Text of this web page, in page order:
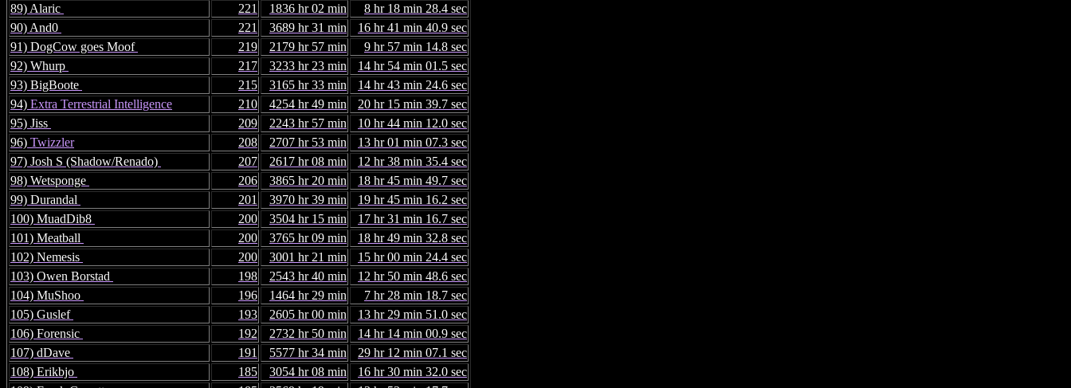
89) Alaric
221 1836 hr 02 min
8 hr 18 min 28.4 sec
90) And0
221 3689 hr 31 min
16 hr 41 min 40.9 sec
91) DogCow goes Moof
219 2179 hr 57 min
9 hr 57 min 14.8 sec
92) Whurp
217 3233 hr 23 min
14 hr 54 min 01.5 sec
93) BigBoote
215 3165 hr 33 min
14 hr 43 min 24.6 sec
94) Extra Terrestrial Intelligence 210 4254 hr 49 min
20 hr 15 min 39.7 sec
95) Jiss
209 2243 hr 57 min
10 hr 44 min 12.0 sec
96) Twizzler 208 2707 hr 53 min
13 hr 01 min 07.3 sec
97) Josh S (Shadow/Renado)
207 2617 hr 08 min
12 hr 38 min 35.4 sec
98) Wetsponge
206 3865 hr 20 min
18 hr 45 min 49.7 sec
99) Durandal
201 3970 hr 39 min
19 hr 45 min 16.2 sec
100) MuadDib8
200 3504 hr 15 min
17 hr 31 min 16.7 sec
101) Meatball
200 3765 hr 09 min
18 hr 49 min 32.8 sec
102) Nemesis
200 3001 hr 21 min
15 hr 00 min 24.4 sec
103) Owen Borstad
198 2543 hr 40 min
12 hr 50 min 48.6 sec
104) MuShoo
196 1464 hr 29 min
7 hr 28 min 18.7 sec
105) Guslef
193 2605 hr 00 min
13 hr 29 min 51.0 sec
106) Forensic
192 2732 hr 50 min
14 hr 14 min 00.9 sec
107) dDave
191 5577 hr 34 min
29 hr 12 min 07.1 sec
108) Erikbjo
185 3054 hr 08 min
16 hr 30 min 32.0 sec